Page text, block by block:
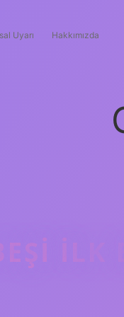
Uyarı Hakkımızda
ILK